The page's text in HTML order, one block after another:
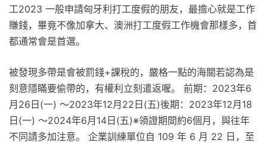
工2023 一般申請匈牙利打工度假的朋友，最擔心就是工作
賺錢，畢竟不像加拿大、澳洲打工度假工作機會那樣多，首
都通常會是首選。
被發現多帶是會被罰錢+課稅的，嚴格一點的海關若認為是
刻意隱瞞要偷帶的，有權利立刻遣返喔。 前期：2023年6
月26日(一) ～2023年12月22日(五)後期：2023年12月18
日(一) ～2024年6月14日(五)※領證期間約6個月，與往年
不同請多加注意。 企業訓練單位自 109 年 6 月 22 日，至